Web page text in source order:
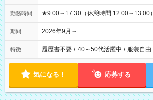
勤務時間 ★9:00～17:30（休憩時間 12:00～13:00）
期間 2026年9月～
特徴 履歴書不要 / 40～50代活躍中 / 服装自由
気になる！ 応募する